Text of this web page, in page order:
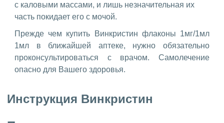
с каловыми массами, и лишь незначительная их
часть покидает его с мочой.
Прежде чем купить Винкристин флаконы 1мг/1мл
1мл в ближайшей аптеке, нужно обязательно
проконсультироваться с врачом. Самолечение
опасно для Вашего здоровья.
Инструкция Винкристин